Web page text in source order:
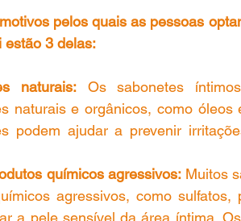
pelos quais as pessoas
estão 3 delas:
naturais: Os sabonetes
naturais e orgânicos, como
podem ajudar a prevenir
químicos agressivos: Muitos
agressivos, como
a pele sensível da área íntima.